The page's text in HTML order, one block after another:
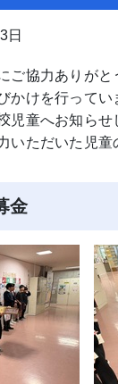
日
ご協力ありが
かけを行って
児童へお知ら
いただいた児童
金